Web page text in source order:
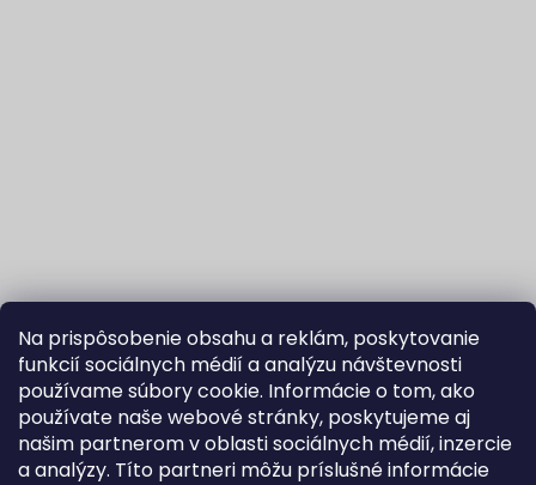
Na prispôsobenie obsahu a reklám, poskytovanie
funkcií sociálnych médií a analýzu návštevnosti
používame súbory cookie. Informácie o tom, ako
používate naše webové stránky, poskytujeme aj
našim partnerom v oblasti sociálnych médií, inzercie
a analýzy. Títo partneri môžu príslušné informácie
Sledovať na Instagrame